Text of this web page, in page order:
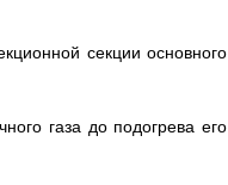
секции основного
газа до подогрева его